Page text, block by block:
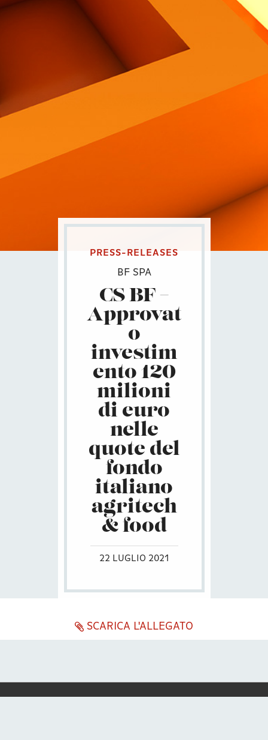
Ita
PRESS-RELEASES
BF SPA
CS BF –
Approvat
o
investim
ento 120
milioni
di euro
nelle
quote del
fondo
italiano
agritech
& food
22 LUGLIO 2021
SCARICA L'ALLEGATO